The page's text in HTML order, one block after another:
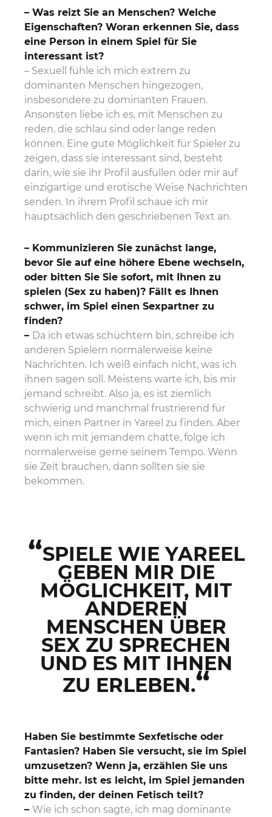
– Was reizt Sie an Menschen? Welche
Eigenschaften? Woran erkennen Sie, dass
eine Person in einem Spiel für Sie
interessant ist?
– Sexuell fühle ich mich extrem zu
dominanten Menschen hingezogen,
insbesondere zu dominanten Frauen.
Ansonsten liebe ich es, mit Menschen zu
reden, die schlau sind oder lange reden
können. Eine gute Möglichkeit für Spieler zu
zeigen, dass sie interessant sind, besteht
darin, wie sie ihr Profil ausfüllen oder mir auf
einzigartige und erotische Weise Nachrichten
senden. In ihrem Profil schaue ich mir
hauptsächlich den geschriebenen Text an.
– Kommunizieren Sie zunächst lange,
bevor Sie auf eine höhere Ebene wechseln,
oder bitten Sie Sie sofort, mit Ihnen zu
spielen (Sex zu haben)? Fällt es Ihnen
schwer, im Spiel einen Sexpartner zu
finden?
– Da ich etwas schüchtern bin, schreibe ich
anderen Spielern normalerweise keine
Nachrichten. Ich weiß einfach nicht, was ich
ihnen sagen soll. Meistens warte ich, bis mir
jemand schreibt. Also ja, es ist ziemlich
schwierig und manchmal frustrierend für
mich, einen Partner in Yareel zu finden. Aber
wenn ich mit jemandem chatte, folge ich
normalerweise gerne seinem Tempo. Wenn
sie Zeit brauchen, dann sollten sie sie
bekommen.
“SPIELE WIE YAREEL
GEBEN MIR DIE
MÖGLICHKEIT, MIT
ANDEREN
MENSCHEN ÜBER
SEX ZU SPRECHEN
UND ES MIT IHNEN
ZU ERLEBEN.“
Haben Sie bestimmte Sexfetische oder
Fantasien? Haben Sie versucht, sie im Spiel
umzusetzen? Wenn ja, erzählen Sie uns
bitte mehr. Ist es leicht, im Spiel jemanden
zu finden, der deinen Fetisch teilt?
– Wie ich schon sagte, ich mag dominante